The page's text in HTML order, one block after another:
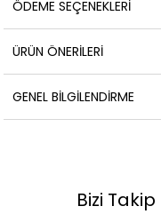
ÖDEME SEÇENEKLERI
ÜRÜN ÖNERILERI
GENEL BILGILENDIRME
Bizi Takip